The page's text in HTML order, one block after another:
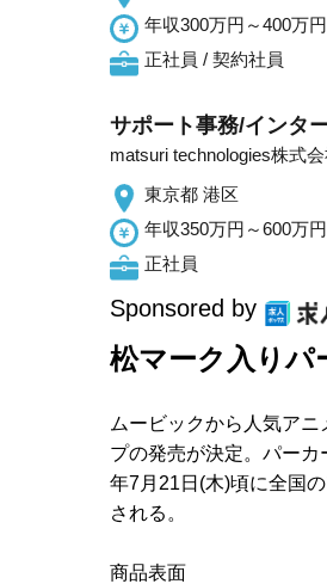
年収300万円～400万円
正社員 / 契約社員
サポート事務/インタ
matsuri technologies株式
東京都 港区
年収350万円～600万円
正社員
Sponsored by
松マーク入りパ
ムービックから人気ア
プの発売が決定。パー
年7月21日(木)頃に全国
される。
商品表面